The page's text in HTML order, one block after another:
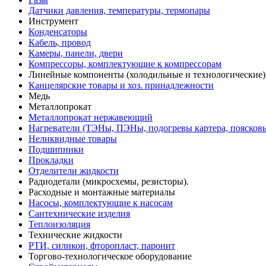
Датчики давления, температуры, термопары
Инструмент
Конденсаторы
Кабель, провод
Камеры, панели, двери
Компрессоры, комплектующие к компрессорам
Линейные компоненты (холодильные и технологические)
Канцелярские товары и хоз. принадлежности
Медь
Металлопрокат
Металлопрокат нержавеющий
Нагреватели (ТЭНы, ПЭНы, подогревы картера,
Неликвидные товары
Подшипники
Прокладки
Отделители жидкости
Радиодетали (микросхемы, резисторы).
Расходные и монтажные материалы
Насосы, комплектующие к насосам
Сантехнические изделия
Теплоизоляция
Технические жидкости
РТИ, силикон, фторопласт, паронит
Торгово-технологическое оборудование